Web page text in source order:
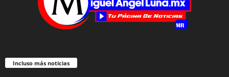
Incluso más noticias